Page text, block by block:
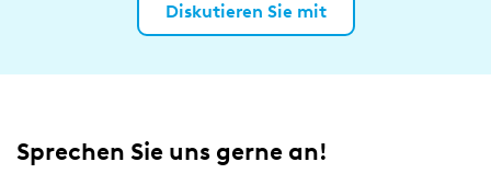
Diskutieren Sie mit
Sprechen Sie uns gerne an!